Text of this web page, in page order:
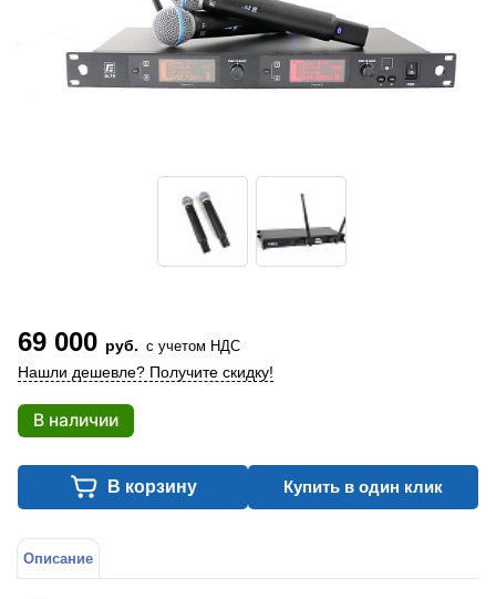
69 000 руб. с учетом НДС
Нашли дешевле? Получите скидку!
В наличии
В корзину Купить в один клик
Описание